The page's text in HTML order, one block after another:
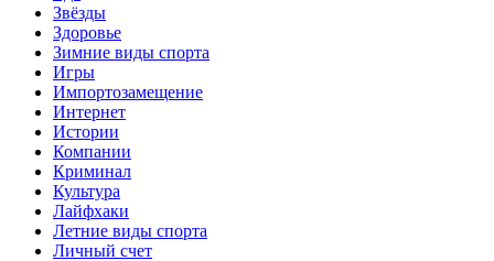
Звёзды
Здоровье
Зимние виды спорта
Игры
Импортозамещение
Интернет
Истории
Компании
Криминал
Культура
Лайфхаки
Летние виды спорта
Личный счет